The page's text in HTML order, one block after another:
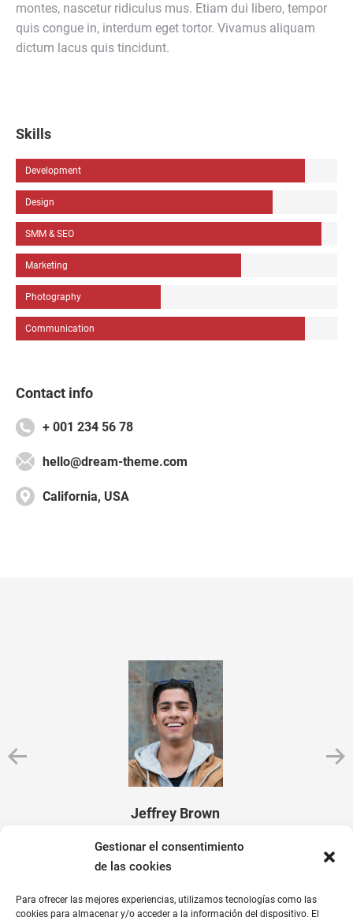
Gestionar el consentimiento
de las cookies
Para ofrecer las mejores experiencias, utilizamos tecnologías como las
cookies para almacenar y/o acceder a la información del dispositivo. El
montes, nascetur ridiculus mus. Etiam dui libero, tempor
quis congue in, interdum eget tortor. Vivamus aliquam
dictum lacus quis tincidunt.
Skills
Development
Design
SMM & SEO
Marketing
Photography
Communication
Contact info
+ 001 234 56 78
hello@dream-theme.com
California, USA
Jeffrey Brown